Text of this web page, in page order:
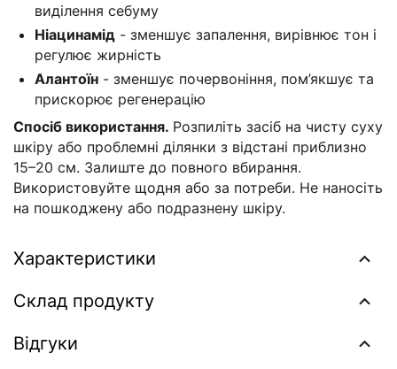
виділення себуму
Ніацинамід - зменшує запалення, вирівнює тон і
регулює жирність
Алантоїн - зменшує почервоніння, пом’якшує та
прискорює регенерацію
Спосіб використання. Розпиліть засіб на чисту суху
шкіру або проблемні ділянки з відстані приблизно
15–20 см. Залиште до повного вбирання.
Використовуйте щодня або за потреби. Не наносіть
на пошкоджену або подразнену шкіру.
Характеристики
Склад продукту
Відгуки